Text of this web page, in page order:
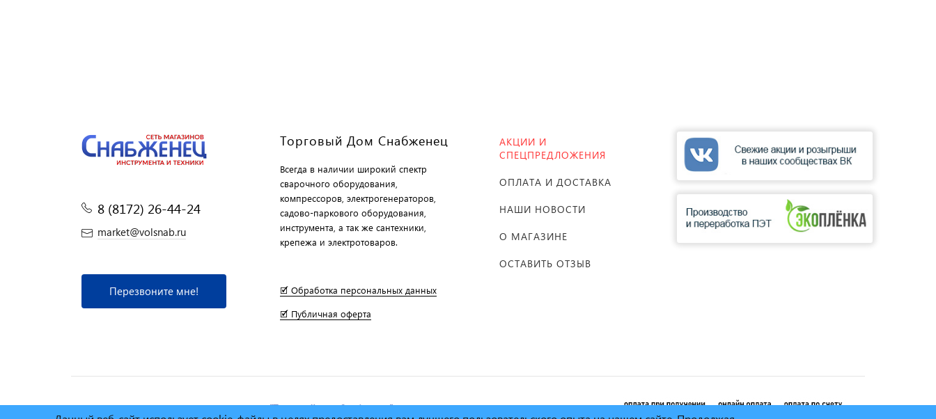
8 (8172) 26-44-24
market@volsnab.ru
Перезвоните мне!
Торговый Дом Снабженец
Всегда в наличии широкий спектр
сварочного оборудования,
компрессоров, электрогенераторов,
садово-паркового оборудования,
инструмента, а так же сантехники,
крепежа и электротоваров.
🗹 Обработка персональных данных
🗹 Публичная оферта
АКЦИИ И
СПЕЦПРЕДЛОЖЕНИЯ
ОПЛАТА И ДОСТАВКА
НАШИ НОВОСТИ
О МАГАЗИНЕ
ОСТАВИТЬ ОТЗЫВ
© Сеть магазинов инструмента и техники"Торговый дом Снабженец"1995г. -